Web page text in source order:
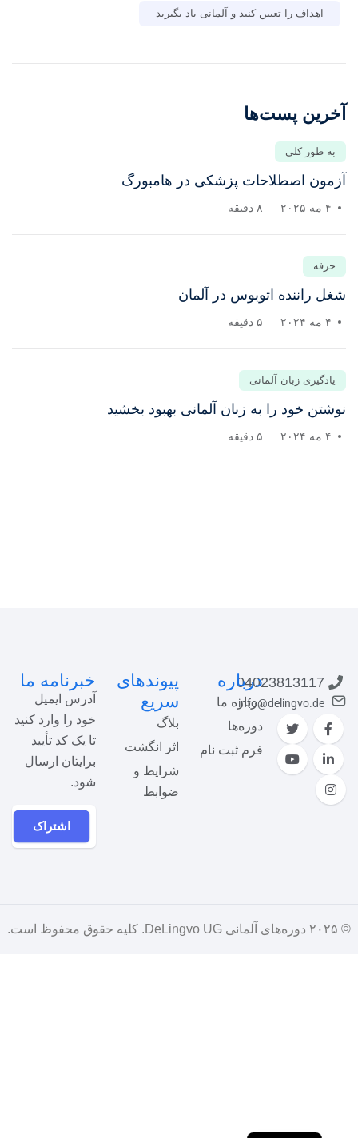
اهداف را تعیین کنید و آلمانی یاد بگیرید
پست‌ها
به طور کلی
اصطلاحات پزشکی در هامبورگ
۴ مه ۲۰۲۵
حرفه
راننده اتوبوس در آلمان
۴ مه ۲۰۲۴
یادگیری زبان آلمانی
خود را به زبان آلمانی بهبود بخشید
۴ مه ۲۰۲۴
04023813117
info@delingvo.de
درباره
درباره ما
دوره‌ها
فرم ثبت نام
پیوندهای
سریع
بلاگ
اثر انگشت
شرایط و
ضوابط
خبرنامه ما
آدرس ایمیل
خود را وارد کنید
تا یک کد تأیید
برایتان ارسال
شود.
اشتراک
دوره‌های آلمانی DeLingvo UG . کلیه حقوق محفوظ است.